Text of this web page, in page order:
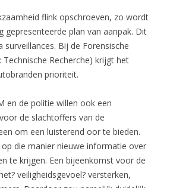
flink opschroeven, zo wordt
gepresenteerde plan van aanpak. Dit
Bij de Forensische
Recherche) krijgt het
prioriteit.
en de politie willen ook een
de slachtoffers van de
om een luisterend oor te bieden.
die manier nieuwe informatie over
te krijgen. Een bijeenkomst voor de
veiligheidsgevoel? versterken,